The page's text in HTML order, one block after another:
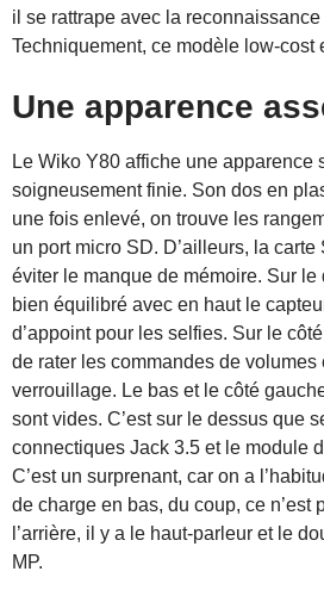
il se rattrape avec la
Techniquement, ce modèle low-cost
Une apparence
Le Wiko Y80 affiche une apparence
soigneusement finie. Son dos en
une fois enlevé, on trouve les
un port micro SD. D’ailleurs, la
éviter le manque de mémoire. Sur le
bien équilibré avec en haut le
d’appoint pour les selfies. Sur le
de rater les commandes de volumes
verrouillage. Le bas et le côté
sont vides. C’est sur le dessus que
connectiques Jack 3.5 et le module
C’est un surprenant, car on a
de charge en bas, du coup, ce n’est
l’arrière, il y a le haut-parleur et le
MP.